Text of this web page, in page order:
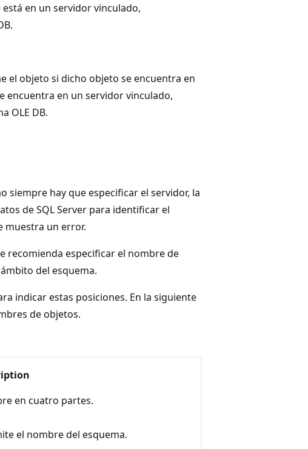
está en un servidor vinculado,
el objeto si dicho objeto se encuentra en
encuentra en un servidor vinculado,
OLE DB.
siempre hay que especificar el servidor, la
de SQL Server para identificar el
muestra un error.
recomienda especificar el nombre de
del esquema.
indicar estas posiciones. En la siguiente
de objetos.
en cuatro partes.
el nombre del esquema.